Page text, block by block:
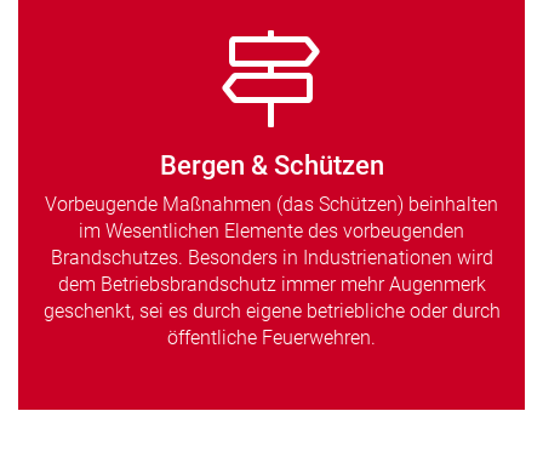
Bergen & Schützen
Vorbeugende Maßnahmen (das Schützen) beinhalten
im Wesentlichen Elemente des vorbeugenden
Brandschutzes. Besonders in Industrienationen wird
dem Betriebsbrandschutz immer mehr Augenmerk
geschenkt, sei es durch eigene betriebliche oder durch
öffentliche Feuerwehren.